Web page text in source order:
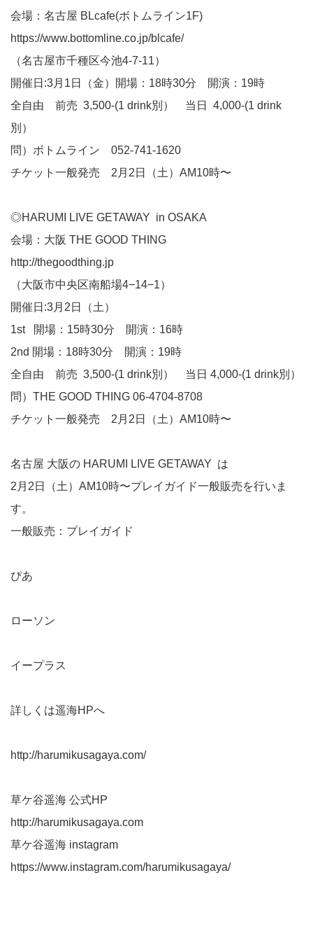
会場：名古屋 BLcafe(ボトムライン1F)
https://www.bottomline.co.jp/blcafe/
（名古屋市千種区今池4-7-11）
開催日:3月1日（金）開場：18時30分 開演：19時
全自由 前売 3,500-(1 drink別） 当日 4,000-(1 drink
別）
問）ボトムライン 052-741-1620
チケット一般発売 2月2日（土）AM10時〜
◎HARUMI LIVE GETAWAY in OSAKA
会場：大阪 THE GOOD THING
http://thegoodthing.jp
（大阪市中央区南船場4−14−1）
開催日:3月2日（土）
1st 開場：15時30分 開演：16時
2nd 開場：18時30分 開演：19時
全自由 前売 3,500-(1 drink別） 当日 4,000-(1 drink別）
問）THE GOOD THING 06-4704-8708
チケット一般発売 2月2日（土）AM10時〜
名古屋 大阪の HARUMI LIVE GETAWAY は
2月2日（土）AM10時〜プレイガイド一般販売を行いま
す。
一般販売：プレイガイド
ぴあ
ローソン
イープラス
詳しくは遥海HPへ
http://harumikusagaya.com/
草ケ谷遥海 公式HP
http://harumikusagaya.com
草ケ谷遥海 instagram
https://www.instagram.com/harumikusagaya/